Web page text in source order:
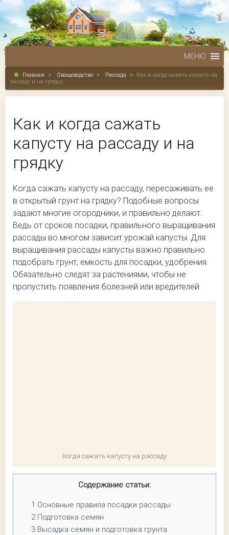
МЕНЮ
Главная > Овощеводство > Рассада >
Как и когда сажать капусту на
рассаду и на грядку
Как и когда сажать
капусту на рассаду и на
грядку
Когда сажать капусту на рассаду, пересаживать ее
в открытый грунт на грядку? Подобные вопросы
задают многие огородники, и правильно делают.
Ведь от сроков посадки, правильного выращивания
рассады во многом зависит урожай капусты. Для
выращивания рассады капусты важно правильно
подобрать грунт, емкость для посадки, удобрения.
Обязательно следят за растениями, чтобы не
пропустить появления болезней или вредителей.
Когда сажать капусту на рассаду
Содержание статьи:
1 Основные правила посадки рассады
2 Подготовка семян
3 Высадка семян и подготовка грунта